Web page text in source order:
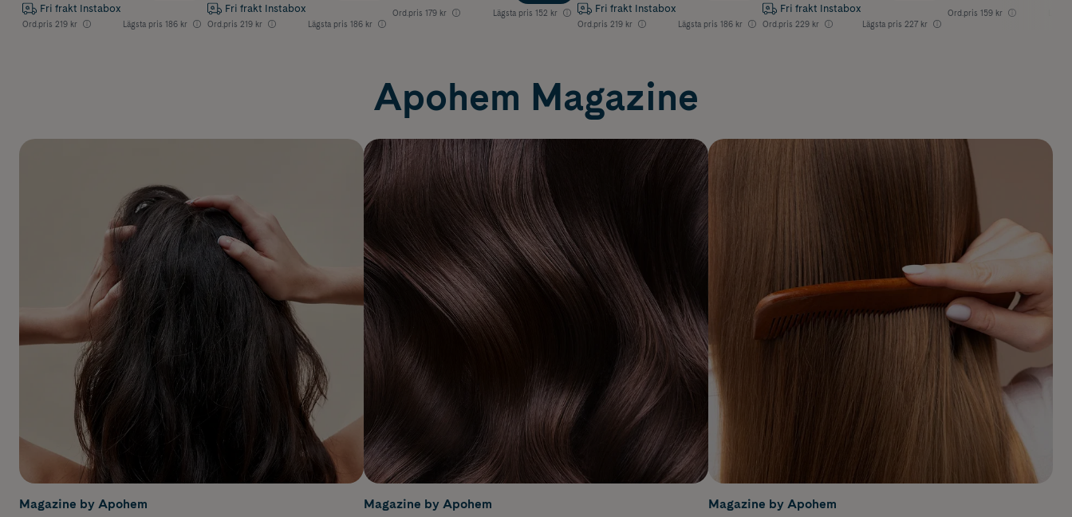
Fri frakt Instabox
Ord.pris 219 kr Lägsta pris 186 kr
Fri frakt Instabox
Ord.pris 219 kr Lägsta pris 186 kr
Ord.pris 179 kr Lägsta pris 152 kr Fri frakt Instabox
Ord.pris 219 kr Lägsta pris 186 kr
Fri frakt Instabox
Ord.pris 229 kr Lägsta pris 227 kr
Ord.pris 159 kr
Apohem Magazine
Magazine by Apohem Magazine by Apohem Magazine by Apohem